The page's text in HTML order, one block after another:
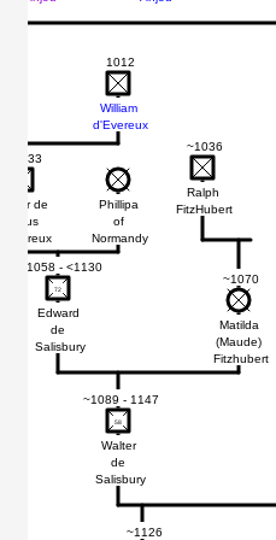
~1126
~1089 - 1147
Walter
de
Salisbury
58
58
~1070
Matilda
(Maude)
Fitzhubert
>1058 - <1130
Edward
de
Salisbury
72
72
Phillipa
of
Normandy
~1033
de
Ewrus
~1036
Ralph
FitzHubert
1012
William
d'Evereux